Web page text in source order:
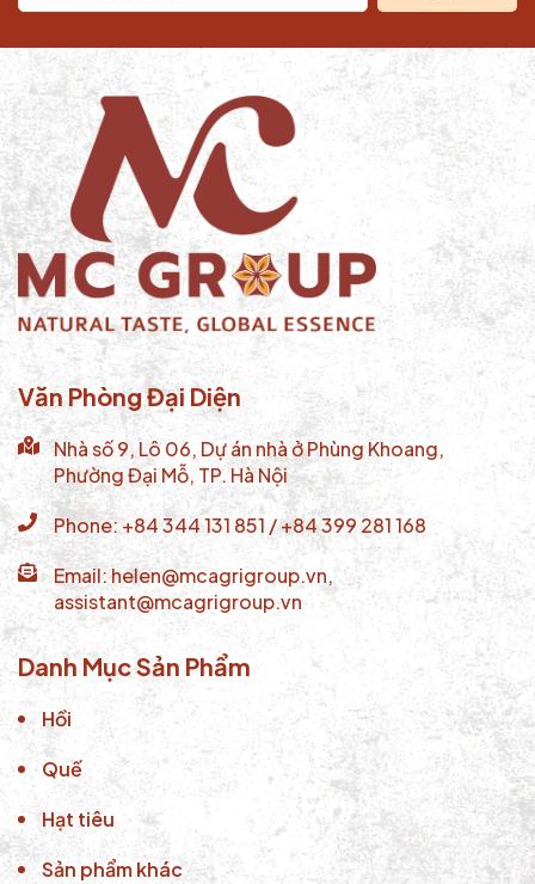
Văn Phòng Đại Diện
Nhà số 9, Lô 06, Dự án nhà ở Phùng Khoang,
Phường Đại Mỗ, TP. Hà Nội
Phone: +84 344 131 851 / +84 399 281 168
Email: helen@mcagrigroup.vn,
assistant@mcagrigroup.vn
Danh Mục Sản Phẩm
Hồi
Quế
Hạt tiêu
Sản phẩm khác